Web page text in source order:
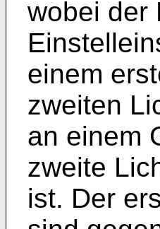
wobei der
einem
zweiten
an einem
zweite
ist. Der